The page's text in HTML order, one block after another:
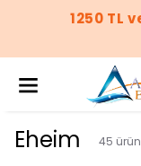
1250 TL
Eheim 45 ürün